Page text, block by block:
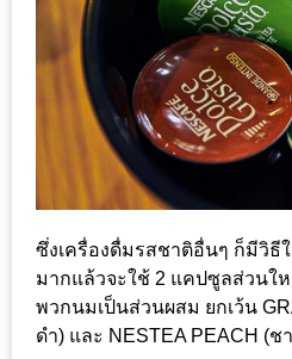
ดี
กับ
น้า
อ้วน
ที่
1
พา
ซึ่งเครื่องดื่มรสชาติอื่นๆ ก็มีวิธี
มากแล้วจะใช้ 2 แคปซูลส่วนใ
พวกนมเป็นส่วนผสม ยกเว้น
ดำ) และ NESTEA PEACH (ช